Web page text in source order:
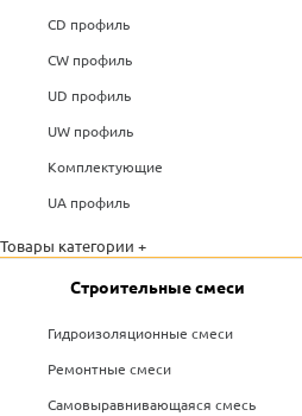
CD профиль
CW профиль
UD профиль
UW профиль
Комплектующие
UA профиль
Товары категории +
Строительные смеси
Гидроизоляционные смеси
Ремонтные смеси
Самовыравнивающаяся смесь